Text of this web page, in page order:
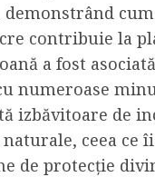
contribuie la
a fost
numeroase
izbăvitoare de
ceea ce
de protecție